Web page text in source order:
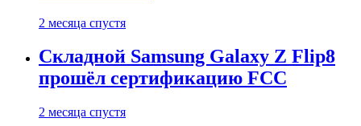
2 месяца спустя
Складной Samsung Galaxy Z Flip8
прошёл сертификацию FCC
2 месяца спустя